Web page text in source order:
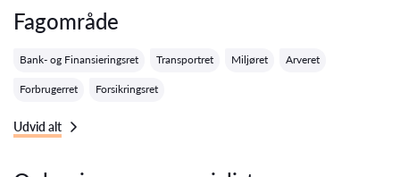
Fagområde
Bank- og Finansieringsret Transportret Miljøret Arveret
Forbrugerret Forsikringsret
Udvid alt